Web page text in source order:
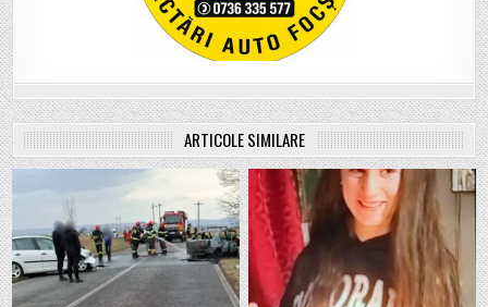
ARTICOLE SIMILARE